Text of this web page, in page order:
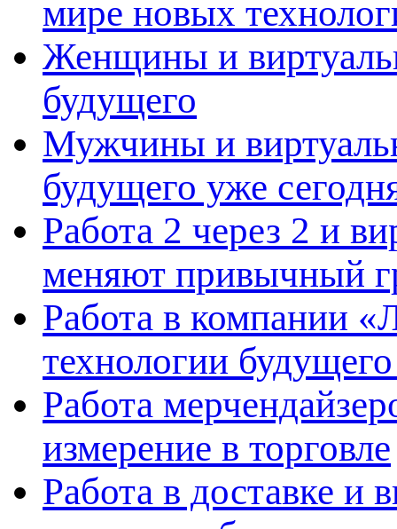
мире новых
Женщины и
будущего
Мужчины и
будущего уже
Работа 2 через 2 и
меняют привычный
Работа в компании
технологии
Работа
измерение в торговле
Работа в доставке и